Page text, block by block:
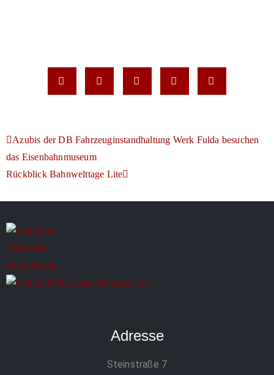
Azubis der DB Fahrzeuginstandhaltung Werk Fulda besuchen
das Eisenbahnmuseum
Rückblick Bahnwelttage Lite
Adresse
Steinstraße 7